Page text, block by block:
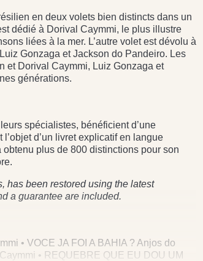
en deux volets bien distincts dans un
dédié à Dorival Caymmi, le plus illustre
liées à la mer. L’autre volet est dévolu à
Gonzaga et Jackson do Pandeiro. Les
et Dorival Caymmi, Luiz Gonzaga et
générations.
spécialistes, bénéficient d’une
d’un livret explicatif en langue
plus de 800 distinctions pour son
has been restored using the latest
a guarantee are included.
• VOCE JA FOI A BAHIA ? Anjos do
• REQUEBRE QUE EU DOU UM